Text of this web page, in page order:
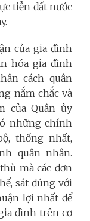
tiễn đất nước
của gia đình
hóa gia đình
cách quân
nắm chắc và
của Quân ủy
những chính
thống nhất,
quân nhân.
mà các đơn
sát đúng với
lợi nhất để
đình trên cơ